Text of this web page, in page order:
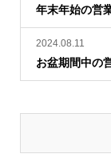
年末年始の営
2024.08.11
お盆期間中の